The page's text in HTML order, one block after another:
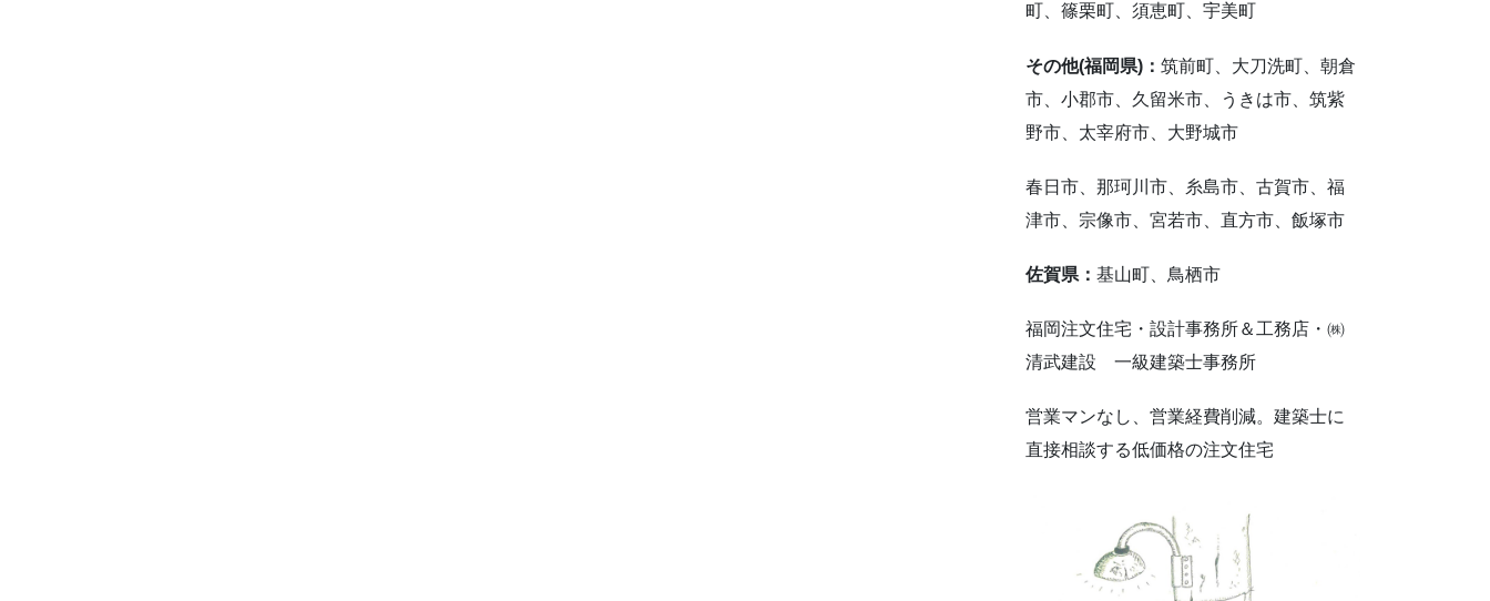
町、篠栗町、須恵町、宇美町
その他(福岡県)：筑前町、大刀洗町、朝倉
市、小郡市、久留米市、うきは市、筑紫
野市、太宰府市、大野城市
春日市、那珂川市、糸島市、古賀市、福
津市、宗像市、宮若市、直方市、飯塚市
佐賀県：基山町、鳥栖市
福岡注文住宅・設計事務所＆工務店・㈱
清武建設 一級建築士事務所
営業マンなし、営業経費削減。建築士に
直接相談する低価格の注文住宅